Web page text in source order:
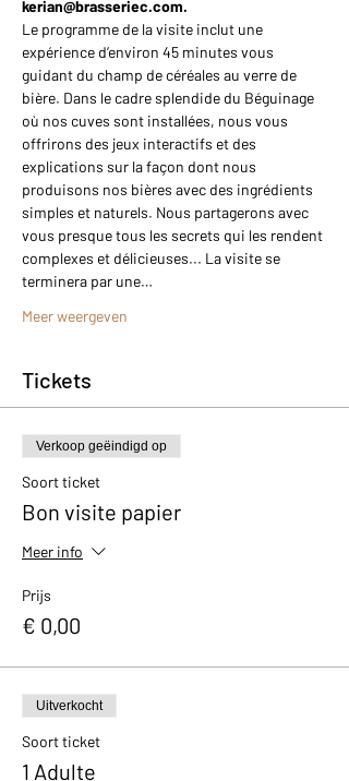
kerian@brasseriec.com.
Le programme de la visite inclut une
expérience d’environ 45 minutes vous
guidant du champ de céréales au verre de
bière. Dans le cadre splendide du Béguinage
où nos cuves sont installées, nous vous
offrirons des jeux interactifs et des
explications sur la façon dont nous
produisons nos bières avec des ingrédients
simples et naturels. Nous partagerons avec
vous presque tous les secrets qui les rendent
complexes et délicieuses... La visite se
terminera par une…
Meer weergeven
Tickets
Verkoop geëindigd op
Soort ticket
Bon visite papier
Meer info
Prijs
€ 0,00
Uitverkocht
Soort ticket
1 Adulte